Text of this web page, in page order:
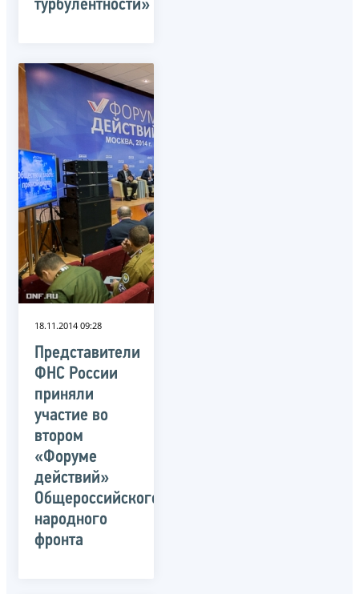
турбулентности»
18.11.2014 09:28
Представители
ФНС России
приняли
участие во
втором
«Форуме
действий»
Общероссийского
народного
фронта